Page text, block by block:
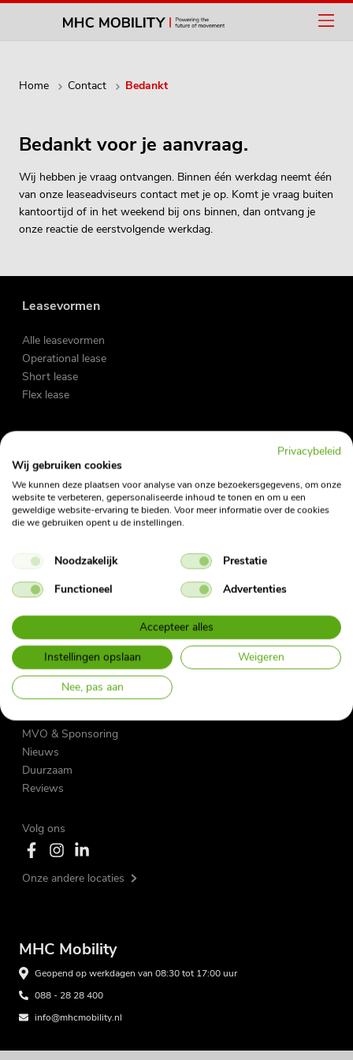
Home Contact Bedankt
Bedankt voor je aanvraag.
Wij hebben je vraag ontvangen. Binnen één werkdag neemt één
van onze leaseadviseurs contact met je op. Komt je vraag buiten
kantoortijd of in het weekend bij ons binnen, dan ontvang je
onze reactie de eerstvolgende werkdag.
Leasevormen
Alle leasevormen
Operational lease
Short lease
Flex lease
Zakelijke lease
Private lease
Occasions
Fietslease
My Fleet Manager
My Mobility App
Contact
Nieuwsbrief
Bijtellingscalculator
Herroepingsformulier Private Lease
Over ons
MVO & Sponsoring
Nieuws
Duurzaam
Reviews
Volg ons
Onze andere locaties
MHC Mobility
Geopend op werkdagen van 08:30 tot 17:00 uur
088 - 28 28 400
info@mhcmobility.nl
Privacybeleid
Wij gebruiken cookies
We kunnen deze plaatsen voor analyse van onze bezoekersgegevens, om onze
website te verbeteren, gepersonaliseerde inhoud te tonen en om u een
geweldige website-ervaring te bieden. Voor meer informatie over de cookies
die we gebruiken opent u de instellingen.
Noodzakelijk
Prestatie
Functioneel
Advertenties
Accepteer alles
Instellingen opslaan
Weigeren
Nee, pas aan